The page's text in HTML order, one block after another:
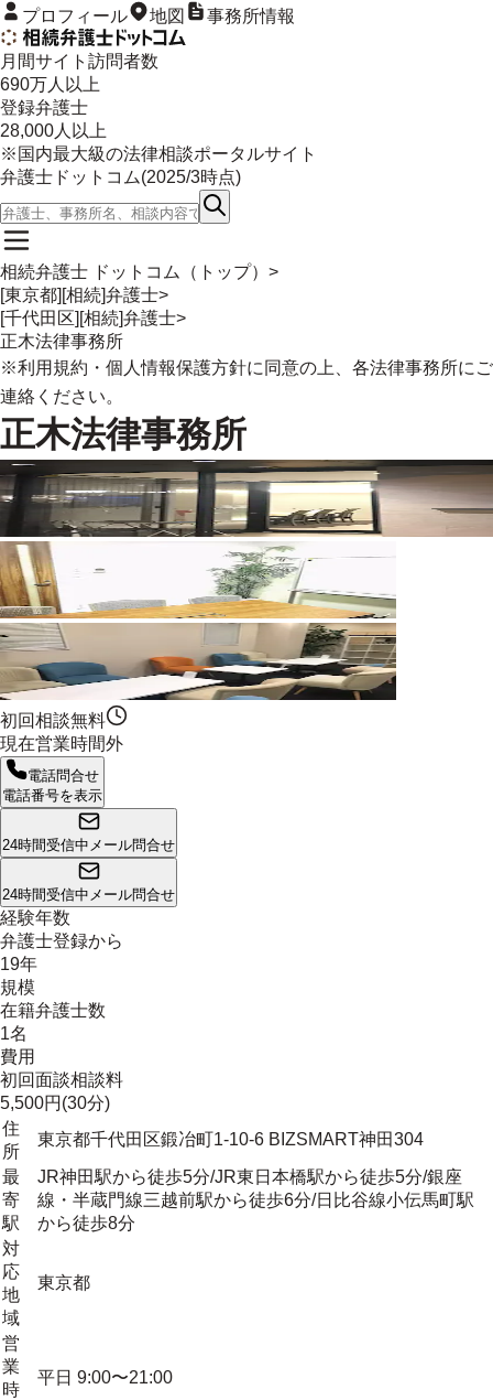
プロフィール 地図 事務所情報
月間サイト訪問者数
690万人以上
登録弁護士
28,000人以上
※国内最大級の法律相談ポータルサイト
弁護士ドットコム(2025/3時点)
相続弁護士 ドットコム（トップ） >
[東京都][相続]弁護士>
[千代田区][相続]弁護士>
正木法律事務所
※利用規約 ・ 個人情報保護方針に同意の上、各法律事務所にご
連絡ください。
正木法律事務所
初回相談無料
現在営業時間外
電話問合せ
電話番号を表示
24時間受信中 メール問合せ
24時間受信中 メール問合せ
経験年数
弁護士登録から
19年
規模
在籍弁護士数
1名
費用
初回面談相談料
5,500円(30分)
住
所
東京都千代田区鍛冶町1-10-6 BIZSMART神田304
最
寄
駅
JR神田駅から徒歩5分/JR東日本橋駅から徒歩5分/銀座
線・半蔵門線三越前駅から徒歩6分/日比谷線小伝馬町駅
から徒歩8分
対
応
地
域
東京都
営
業
時
平日 9:00〜21:00